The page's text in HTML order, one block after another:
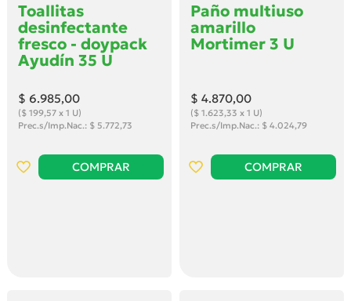
Toallitas
desinfectante
fresco - doypack
Ayudín 35 U
$ 6.985,00
($ 199,57 x 1 U)
Prec.s/Imp.Nac.: $ 5.772,73
COMPRAR
Paño multiuso
amarillo
Mortimer 3 U
$ 4.870,00
($ 1.623,33 x 1 U)
Prec.s/Imp.Nac.: $ 4.024,79
COMPRAR